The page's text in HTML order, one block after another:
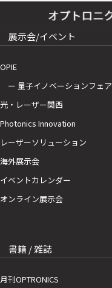
展示会/イベント
OPIE
ー 量子イノベーションフェア
光・レーザー関西
Photonics Innovation
レーザーソリューション
海外展示会
イベントカレンダー
オンライン展示会
書籍 / 雑誌
月刊OPTRONICS